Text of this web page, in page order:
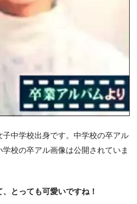
子中学校出身です。中学校の卒アル
校の卒アル画像は公開されていま
とっても可愛いですね！